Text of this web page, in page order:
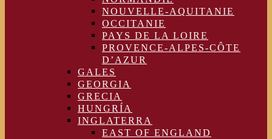
NOUVELLE-AQUITANIE
OCCITANIE
PAYS DE LA LOIRE
PROVENCE-ALPES-CÔTE
D’AZUR
GALES
GEORGIA
GRECIA
HUNGRÍA
INGLATERRA
EAST OF ENGLAND